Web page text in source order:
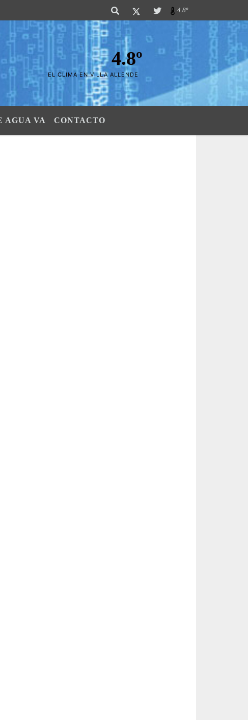
SI SU AVISO ESTA AQUÃ,..FELICITACIONES PUES..! "El
4.8º
4.8º
EL CLIMA EN VILLA ALLENDE
AGUA VA CONTACTO